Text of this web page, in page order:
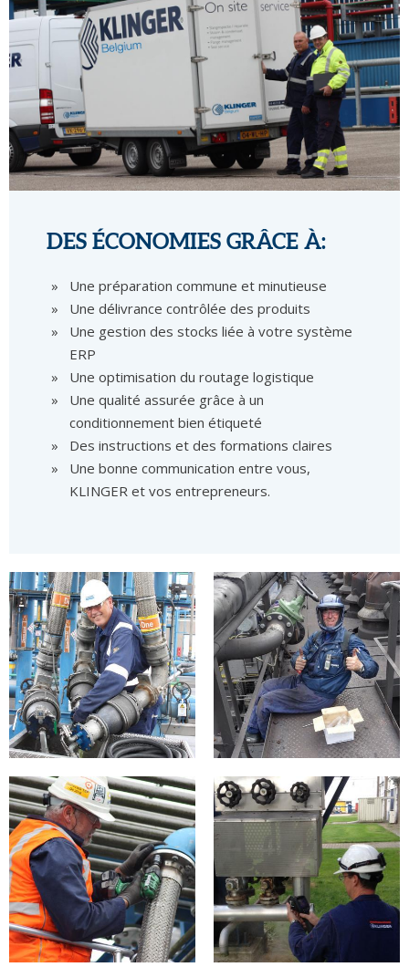
DES ÉCONOMIES GRÂCE À:
Une préparation commune et minutieuse
Une délivrance contrôlée des produits
Une gestion des stocks liée à votre système
ERP
Une optimisation du routage logistique
Une qualité assurée grâce à un
conditionnement bien étiqueté
Des instructions et des formations claires
Une bonne communication entre vous,
KLINGER et vos entrepreneurs.